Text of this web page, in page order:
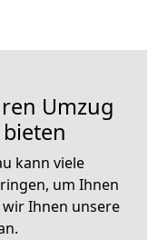
Umzug
kann viele
um Ihnen
Ihnen unsere